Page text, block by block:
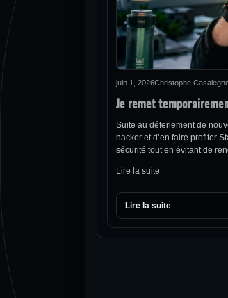
juin 1, 2026Christophe
Je remet
Suite au déferlement de
hacker et d’en faire profiter
sécurité tout en évitant de
Lire la suite
Lire la suite